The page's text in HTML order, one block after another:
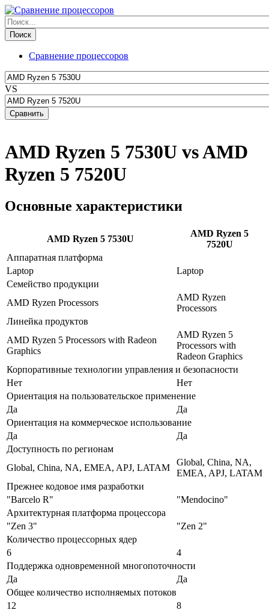
Сравнение процессоров
VS
AMD Ryzen 5 7530U vs AMD
Ryzen 5 7520U
Основные характеристики
AMD Ryzen 5 7530U
AMD Ryzen 5
7520U
Аппаратная платформа
Laptop
Laptop
Семейство продукции
AMD Ryzen Processors
AMD Ryzen
Processors
Линейка продуктов
AMD Ryzen 5 Processors with Radeon
Graphics
AMD Ryzen 5
Processors with
Radeon Graphics
Корпоративные технологии управления и безопасности
Нет
Нет
Ориентация на пользовательское применение
Да
Да
Ориентация на коммерческое использование
Да
Да
Доступность по регионам
Global, China, NA, EMEA, APJ, LATAM
Global, China, NA,
EMEA, APJ, LATAM
Прежнее кодовое имя разработки
"Barcelo R"
"Mendocino"
Архитектурная платформа процессора
"Zen 3"
"Zen 2"
Количество процессорных ядер
6
4
Поддержка одновременной многопоточности
Да
Да
Общее количество исполняемых потоков
12
8